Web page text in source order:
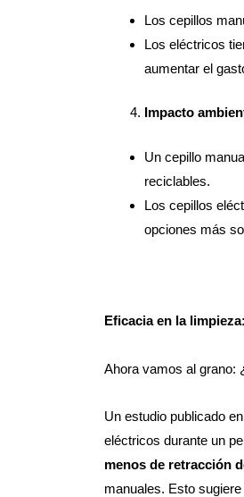
Los cepillos
Los eléctricos
aumentar el
Impacto
Un cepillo
reciclables.
Los cepillos
opciones más
Eficacia en la
Ahora vamos al grano:
Un estudio publicado
eléctricos durante un
menos de retracción
manuales. Esto